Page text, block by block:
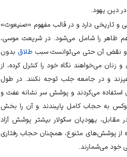
دین یهود.
و تاریخی دارد و در قالب مفهوم «صنیعوت»
ظاهر را شامل می‌شود. در شریعت موسی،
و نقض آن حتی می‌توانست سببطلاق بدون
می‌خواهند نگاه خود را کنترل کرده، از
و در جامعه جلب توجه نکنند. در طول
استفاده می‌کردند و پوشش سر نشانه عفت و
به حجاب کامل پایبندند و آن را بخش
یهودیان سکولار بیشتر پوشش آزاد
از پوشش‌های متنوع، همچنان حجاب رفتاری
خود می‌شمارند.